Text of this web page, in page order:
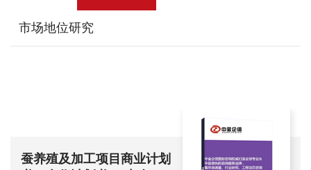
市场地位研究
蚕养殖及加工项目商业计划